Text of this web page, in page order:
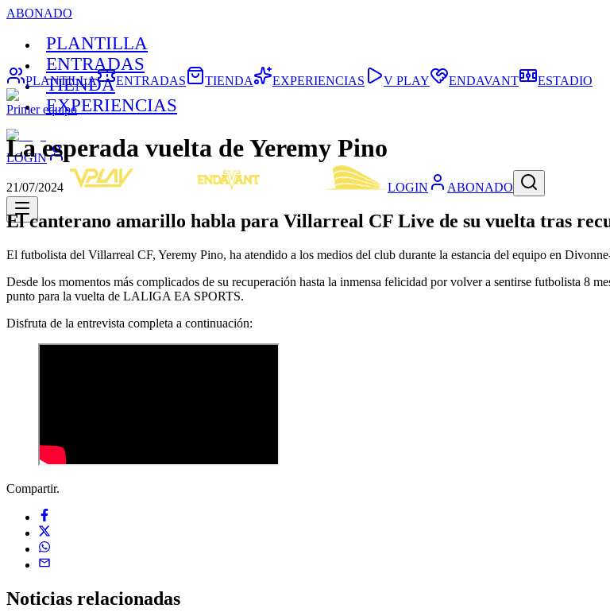
ABONADO
PLANTILLA
ENTRADAS
TIENDA
EXPERIENCIAS
LOGIN
LOGIN ABONADO
PLANTILLA ENTRADAS TIENDA EXPERIENCIAS V PLAY ENDAVANT ESTADIO
Primer equipo
La esperada vuelta de Yeremy Pino
21/07/2024
El canterano amarillo habla para Villarreal CF Live de su vuelta tras
El futbolista del Villarreal CF, Yeremy Pino, ha atendido a los medios del club durante la estancia del equipo en
Desde los momentos más complicados de su recuperación hasta la inmensa felicidad por volver a sentirse futbolista 8
punto para la vuelta de LALIGA EA SPORTS.
Disfruta de la entrevista completa a continuación:
Compartir.
Noticias relacionadas